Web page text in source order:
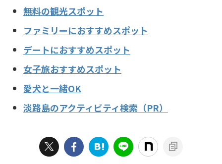
無料の観光スポット
ファミリーにおすすめスポット
デートにおすすめスポット
女子旅おすすめスポット
愛犬と一緒OK
淡路島のアクティビティ検索（PR）